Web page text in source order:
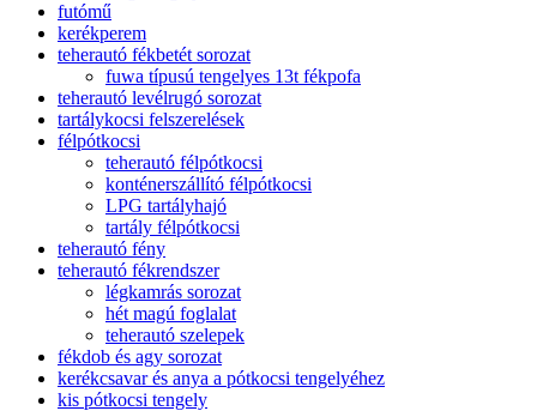
futómű
kerékperem
teherautó fékbetét sorozat
fuwa típusú tengelyes 13t fékpofa
teherautó levélrugó sorozat
tartálykocsi felszerelések
félpótkocsi
teherautó félpótkocsi
konténerszállító félpótkocsi
LPG tartályhajó
tartály félpótkocsi
teherautó fény
teherautó fékrendszer
légkamrás sorozat
hét magú foglalat
teherautó szelepek
fékdob és agy sorozat
kerékcsavar és anya a pótkocsi tengelyéhez
kis pótkocsi tengely